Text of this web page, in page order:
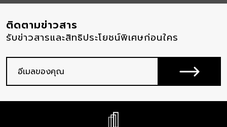
ติดตามข่าวสาร
รับข่าวสารและสิทธิประโยชน์พิเศษก่อนใคร